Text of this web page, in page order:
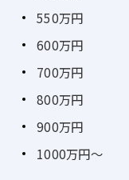
550万円
600万円
700万円
800万円
900万円
1000万円～